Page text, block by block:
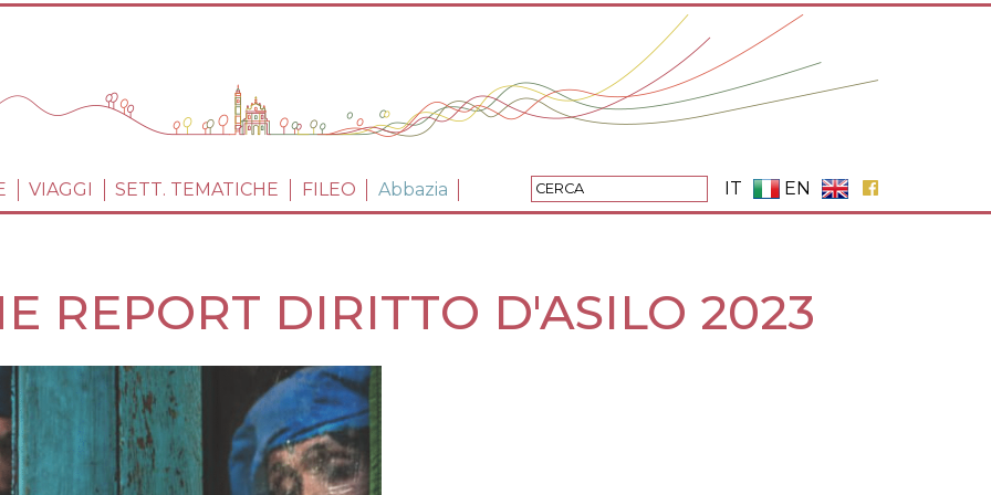
principale
IT EN
VIAGGI SETT. TEMATICHE FILEO Abbazia
REPORT DIRITTO D'ASILO 2023